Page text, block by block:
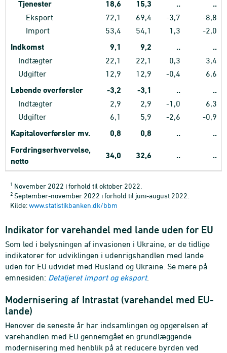
Tjenester 18,6 15,3 .. ..
Eksport 72,1 69,4 -3,7
-8,8
Import
53,4 54,1 1,3 -2,0
Indkomst 9,1 9,2 .. ..
Indtægter 22,1 22,1 0,3
3,4
Udgifter
12,9 12,9 -0,4 6,6
Løbende overførsler -3,2 -3,1 .. ..
Indtægter 2,9 2,9 -1,0
6,3
Udgifter
6,1 5,9 -2,6 -0,9
Kapitaloverførsler mv. 0,8 0,8 ..
..
Fordringserhvervelse,
netto
34,0 32,6 .. ..
1 November 2022 i forhold til oktober 2022.
2 September-november 2022 i forhold til juni-august 2022.
Kilde:www.statistikbanken.dk/bbm
Indikator for varehandel med lande uden for EU
Som led i belysningen af invasionen i Ukraine, er de tidlige
indikatorer for udviklingen i udenrigshandlen med lande
uden for EU udvidet med Rusland og Ukraine. Se mere på
emnesiden: Detaljeret import og eksport.
Modernisering af Intrastat (varehandel med EU-
lande)
Henover de seneste år har indsamlingen og opgørelsen af
varehandlen med EU gennemgået en grundlæggende
modernisering med henblik på at reducere byrden ved